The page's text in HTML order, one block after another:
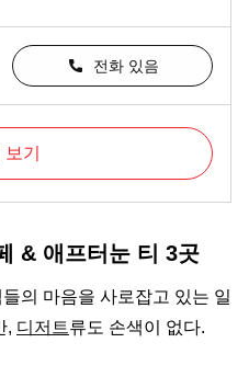
전화 있음
기
& 애프터눈 티 3곳
들의 마음을 사로잡고 있는 일
, 디저트류도 손색이 없다.